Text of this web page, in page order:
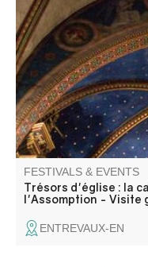
Discover the ancient
l'Assomption, a major
Gothic architecture
FESTIVALS & EVENTS
Trésors d'église : la
l'Assomption - Visite
ENTREVAUX-EN